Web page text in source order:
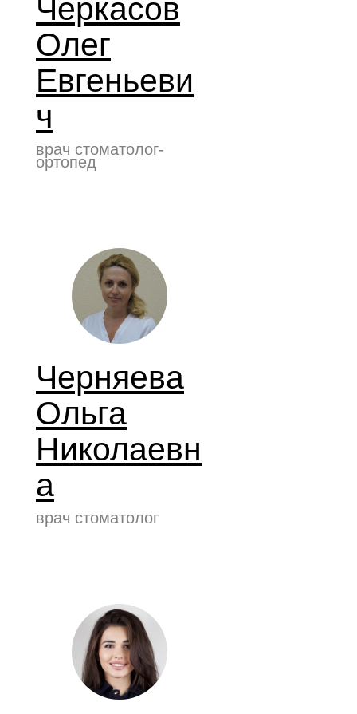
Черкасов
Олег
Евгеньеви
ч
врач стоматолог-
ортопед
Черняева
Ольга
Николаевн
а
врач стоматолог